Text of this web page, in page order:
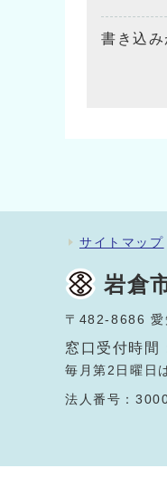
書き込
サイトマップ
岩倉
〒482-8686 愛
窓口受付時間
毎月第2日曜日
法人番号：